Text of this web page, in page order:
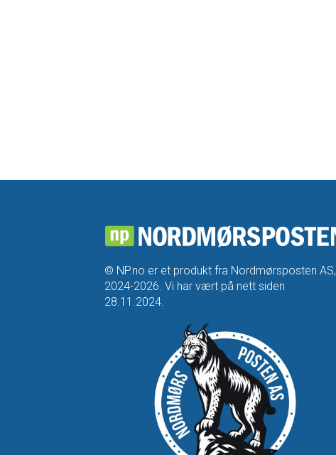
© NP.no er et produkt fra Nordmørsposten AS,
2024-2026. Vi har vært på nett siden
28.11.2024.